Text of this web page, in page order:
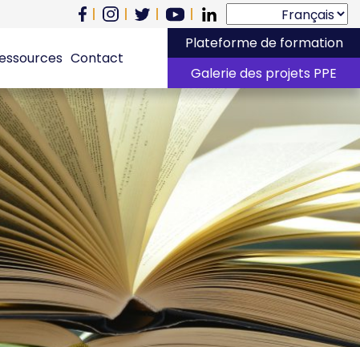
Contact
Plateforme de formation
Galerie des projets PPE